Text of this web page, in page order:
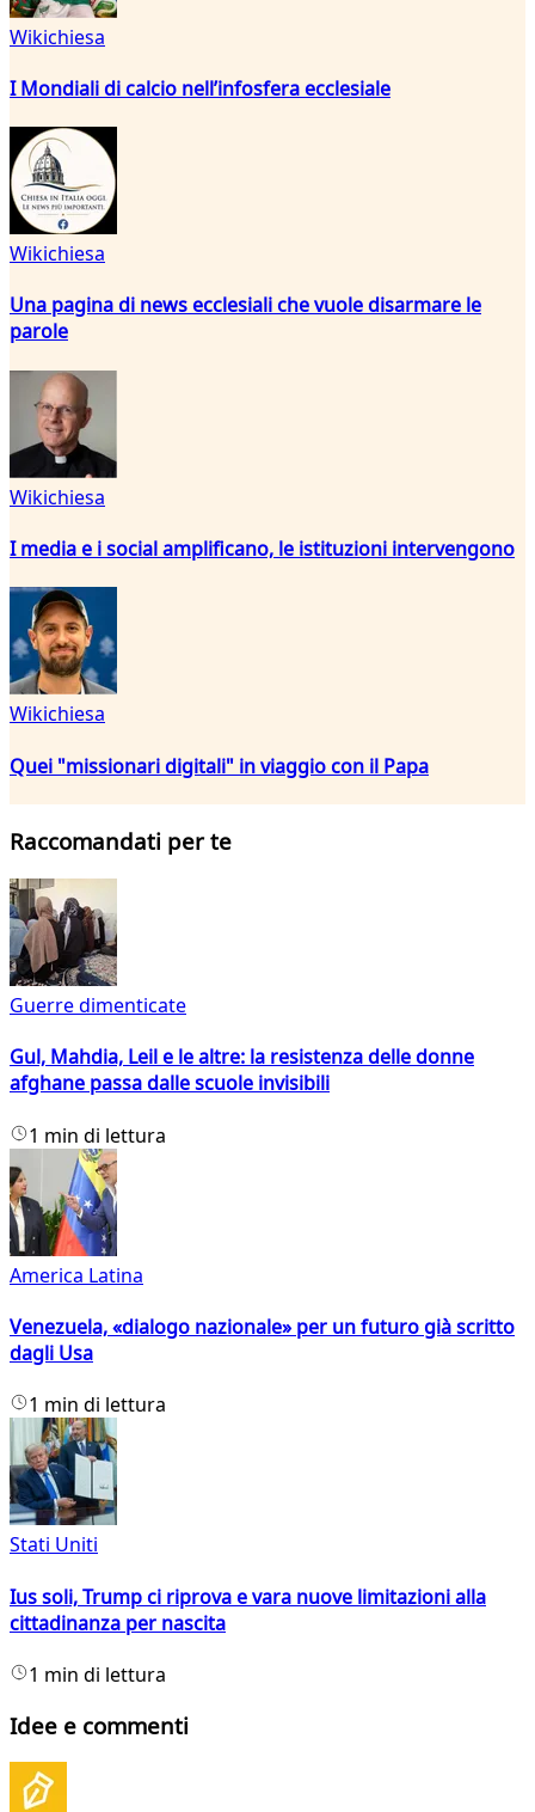
Wikichiesa
I Mondiali di calcio nell’infosfera ecclesiale
Wikichiesa
Una pagina di news ecclesiali che vuole disarmare le
parole
Wikichiesa
I media e i social amplificano, le istituzioni intervengono
Wikichiesa
Quei "missionari digitali" in viaggio con il Papa
Raccomandati per te
Guerre dimenticate
Gul, Mahdia, Leil e le altre: la resistenza delle donne
afghane passa dalle scuole invisibili
1 min di lettura
America Latina
Venezuela, «dialogo nazionale» per un futuro già scritto
dagli Usa
1 min di lettura
Stati Uniti
Ius soli, Trump ci riprova e vara nuove limitazioni alla
cittadinanza per nascita
1 min di lettura
Idee e commenti